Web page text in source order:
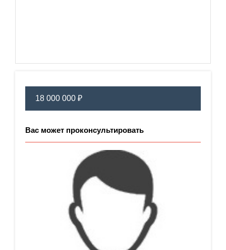
18 000 000 ₽
Вас может проконсультировать